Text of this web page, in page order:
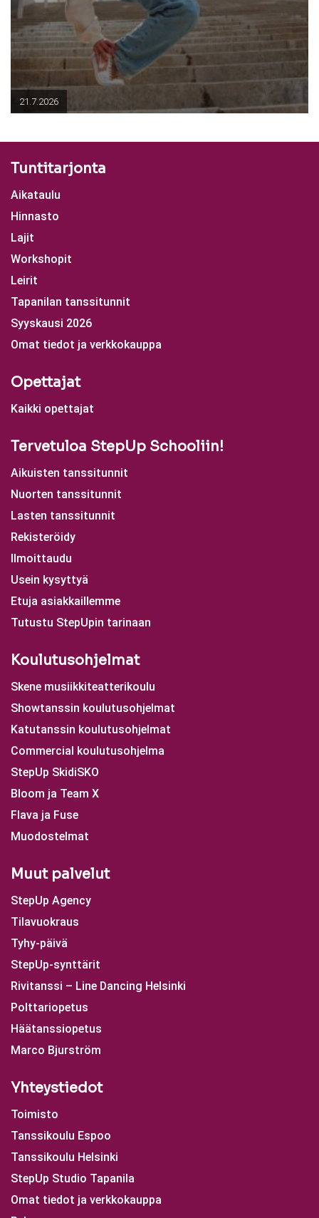
21.7.2026
Tuntitarjonta
Aikataulu
Hinnasto
Lajit
Workshopit
Leirit
Tapanilan tanssitunnit
Syyskausi 2026
Omat tiedot ja verkkokauppa
Opettajat
Kaikki opettajat
Tervetuloa StepUp Schooliin!
Aikuisten tanssitunnit
Nuorten tanssitunnit
Lasten tanssitunnit
Rekisteröidy
Ilmoittaudu
Usein kysyttyä
Etuja asiakkaillemme
Tutustu StepUpin tarinaan
Koulutusohjelmat
Skene musiikkiteatterikoulu
Showtanssin koulutusohjelmat
Katutanssin koulutusohjelmat
Commercial koulutusohjelma
StepUp SkidiSKO
Bloom ja Team X
Flava ja Fuse
Muodostelmat
Muut palvelut
StepUp Agency
Tilavuokraus
Tyhy-päivä
StepUp-synttärit
Rivitanssi – Line Dancing Helsinki
Polttariopetus
Häätanssiopetus
Marco Bjurström
Yhteystiedot
Toimisto
Tanssikoulu Espoo
Tanssikoulu Helsinki
StepUp Studio Tapanila
Omat tiedot ja verkkokauppa